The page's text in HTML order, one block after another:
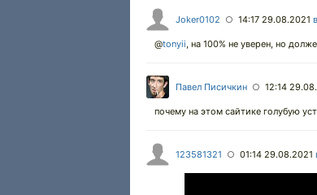
Joker0102 ○ 14:17 29.08.2021
@tonyii, на 100% не уверен, но
Павел Писичкин ○ 12:14
почему на этом сайтике голубую
123581321 ○ 01:14 29.08.2021